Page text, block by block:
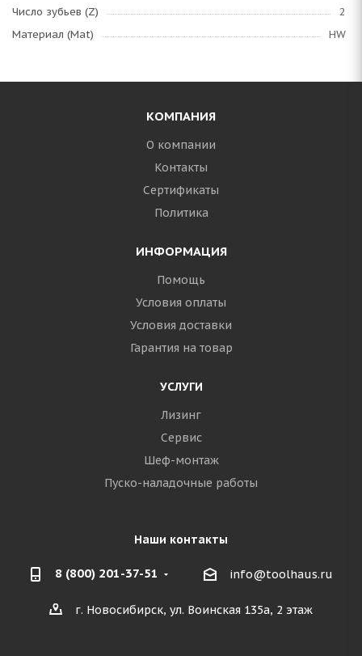
Число зубьев (Z)
2
Материал (Mat)
HW
КОМПАНИЯ
О компании
Контакты
Сертификаты
Политика
ИНФОРМАЦИЯ
Помощь
Условия оплаты
Условия доставки
Гарантия на товар
УСЛУГИ
Лизинг
Сервис
Шеф-монтаж
Пуско-наладочные работы
Наши контакты
8 (800) 201-37-51 info@toolhaus.ru
г. Новосибирск, ул. Воинская 135а, 2 этаж